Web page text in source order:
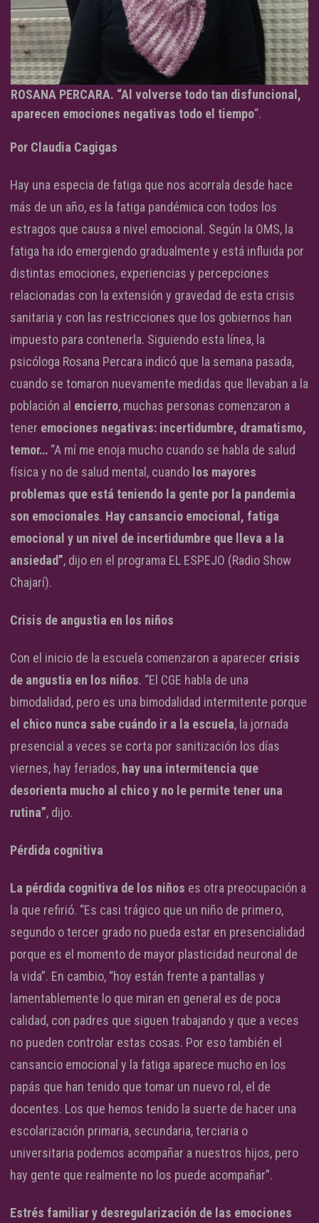
ROSANA PERCARA. “Al volverse todo tan disfuncional,
aparecen emociones negativas todo el tiempo“.
Por Claudia Cagigas
Hay una especia de fatiga que nos acorrala desde hace
más de un año, es la fatiga pandémica con todos los
estragos que causa a nivel emocional. Según la OMS, la
fatiga ha ido emergiendo gradualmente y está influida por
distintas emociones, experiencias y percepciones
relacionadas con la extensión y gravedad de esta crisis
sanitaria y con las restricciones que los gobiernos han
impuesto para contenerla. Siguiendo esta línea, la
psicóloga Rosana Percara indicó que la semana pasada,
cuando se tomaron nuevamente medidas que llevaban a la
población al encierro, muchas personas comenzaron a
tener emociones negativas: incertidumbre, dramatismo,
temor… “A mí me enoja mucho cuando se habla de salud
física y no de salud mental, cuando los mayores
problemas que está teniendo la gente por la pandemia
son emocionales. Hay cansancio emocional, fatiga
emocional y un nivel de incertidumbre que lleva a la
ansiedad”, dijo en el programa EL ESPEJO (Radio Show
Chajarí).
Crisis de angustia en los niños
Con el inicio de la escuela comenzaron a aparecer crisis
de angustia en los niños. “El CGE habla de una
bimodalidad, pero es una bimodalidad intermitente porque
el chico nunca sabe cuándo ir a la escuela, la jornada
presencial a veces se corta por sanitización los días
viernes, hay feriados, hay una intermitencia que
desorienta mucho al chico y no le permite tener una
rutina”, dijo.
Pérdida cognitiva
La pérdida cognitiva de los niños es otra preocupación a
la que refirió. “Es casi trágico que un niño de primero,
segundo o tercer grado no pueda estar en presencialidad
porque es el momento de mayor plasticidad neuronal de
la vida”. En cambio, “hoy están frente a pantallas y
lamentablemente lo que miran en general es de poca
calidad, con padres que siguen trabajando y que a veces
no pueden controlar estas cosas. Por eso también el
cansancio emocional y la fatiga aparece mucho en los
papás que han tenido que tomar un nuevo rol, el de
docentes. Los que hemos tenido la suerte de hacer una
escolarización primaria, secundaria, terciaria o
universitaria podemos acompañar a nuestros hijos, pero
hay gente que realmente no los puede acompañar”.
Estrés familiar y desregularización de las emociones